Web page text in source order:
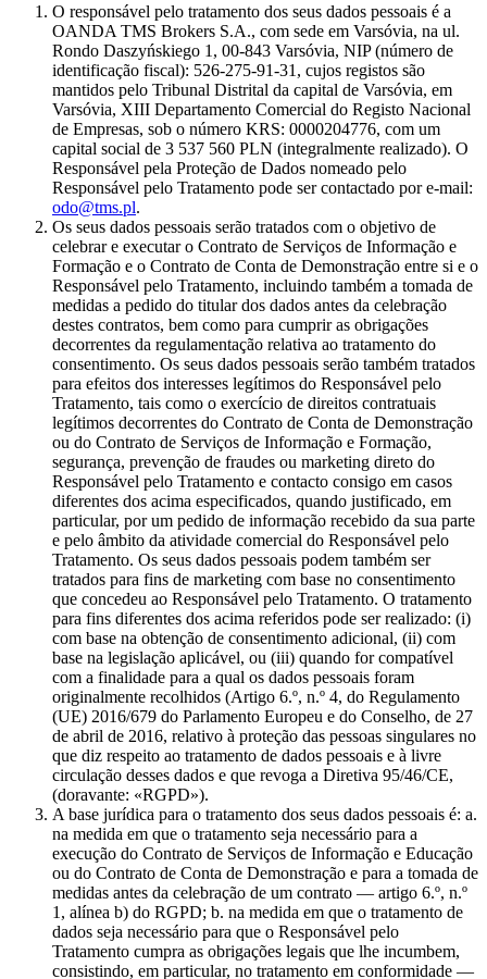
O responsável pelo tratamento dos seus dados pessoais é a
OANDA TMS Brokers S.A., com sede em Varsóvia, na ul.
Rondo Daszyńskiego 1, 00-843 Varsóvia, NIP (número de
identificação fiscal): 526-275-91-31, cujos registos são
mantidos pelo Tribunal Distrital da capital de Varsóvia, em
Varsóvia, XIII Departamento Comercial do Registo Nacional
de Empresas, sob o número KRS: 0000204776, com um
capital social de 3 537 560 PLN (integralmente realizado). O
Responsável pela Proteção de Dados nomeado pelo
Responsável pelo Tratamento pode ser contactado por e-mail:
odo@tms.pl.
Os seus dados pessoais serão tratados com o objetivo de
celebrar e executar o Contrato de Serviços de Informação e
Formação e o Contrato de Conta de Demonstração entre si e o
Responsável pelo Tratamento, incluindo também a tomada de
medidas a pedido do titular dos dados antes da celebração
destes contratos, bem como para cumprir as obrigações
decorrentes da regulamentação relativa ao tratamento do
consentimento. Os seus dados pessoais serão também tratados
para efeitos dos interesses legítimos do Responsável pelo
Tratamento, tais como o exercício de direitos contratuais
legítimos decorrentes do Contrato de Conta de Demonstração
ou do Contrato de Serviços de Informação e Formação,
segurança, prevenção de fraudes ou marketing direto do
Responsável pelo Tratamento e contacto consigo em casos
diferentes dos acima especificados, quando justificado, em
particular, por um pedido de informação recebido da sua parte
e pelo âmbito da atividade comercial do Responsável pelo
Tratamento. Os seus dados pessoais podem também ser
tratados para fins de marketing com base no consentimento
que concedeu ao Responsável pelo Tratamento. O tratamento
para fins diferentes dos acima referidos pode ser realizado: (i)
com base na obtenção de consentimento adicional, (ii) com
base na legislação aplicável, ou (iii) quando for compatível
com a finalidade para a qual os dados pessoais foram
originalmente recolhidos (Artigo 6.º, n.º 4, do Regulamento
(UE) 2016/679 do Parlamento Europeu e do Conselho, de 27
de abril de 2016, relativo à proteção das pessoas singulares no
que diz respeito ao tratamento de dados pessoais e à livre
circulação desses dados e que revoga a Diretiva 95/46/CE,
(doravante: «RGPD»).
A base jurídica para o tratamento dos seus dados pessoais é: a.
na medida em que o tratamento seja necessário para a
execução do Contrato de Serviços de Informação e Educação
ou do Contrato de Conta de Demonstração e para a tomada de
medidas antes da celebração de um contrato — artigo 6.º, n.º
1, alínea b) do RGPD; b. na medida em que o tratamento de
dados seja necessário para que o Responsável pelo
Tratamento cumpra as obrigações legais que lhe incumbem,
consistindo, em particular, no tratamento em conformidade —